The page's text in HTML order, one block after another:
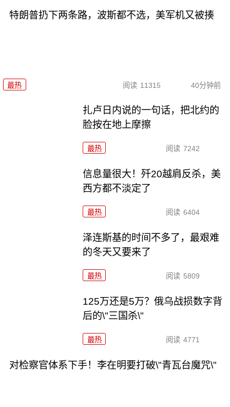
特朗普扔下两条路，波斯都不选，美军机又被揍
最热 阅读 11315 40分钟前
扎卢日内说的一句话，把北约的
脸按在地上摩擦
最热 阅读 7242
信息量很大！歼20越肩反杀，美
西方都不淡定了
最热 阅读 6404
泽连斯基的时间不多了，最艰难
的冬天又要来了
最热 阅读 5809
125万还是5万？俄乌战损数字背
后的\"三国杀\"
最热 阅读 4771
对检察官体系下手！李在明要打破\"青瓦台魔咒\"